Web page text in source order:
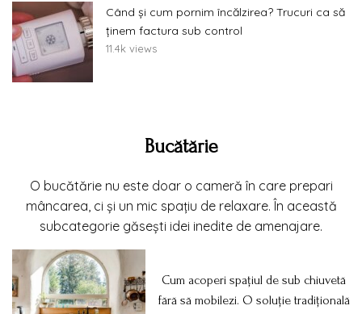
Când și cum pornim încălzirea? Trucuri ca să
ținem factura sub control
11.4k views
Bucătărie
O bucătărie nu este doar o cameră în care prepari
mâncarea, ci și un mic spațiu de relaxare. În această
subcategorie găsești idei inedite de amenajare.
Cum acoperi spațiul de sub chiuvetă
fără să mobilezi. O soluție tradițională